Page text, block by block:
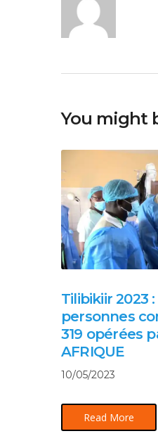
You might
Tilibikiir 2023 :
personnes
319 opérées
AFRIQUE
10/05/2023
Read More